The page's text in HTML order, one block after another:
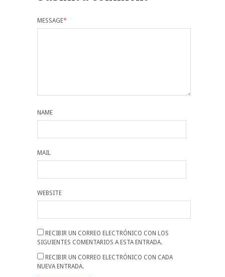
MESSAGE*
NAME
MAIL
WEBSITE
RECIBIR UN CORREO ELECTRÓNICO CON LOS
SIGUIENTES COMENTARIOS A ESTA ENTRADA.
RECIBIR UN CORREO ELECTRÓNICO CON CADA
NUEVA ENTRADA.